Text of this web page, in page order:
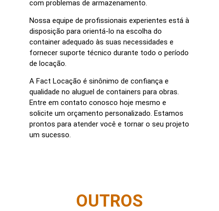
com problemas de armazenamento.
Nossa equipe de profissionais experientes está à
disposição para orientá-lo na escolha do
container adequado às suas necessidades e
fornecer suporte técnico durante todo o período
de locação.
A Fact Locação é sinônimo de confiança e
qualidade no aluguel de containers para obras.
Entre em contato conosco hoje mesmo e
solicite um orçamento personalizado. Estamos
prontos para atender você e tornar o seu projeto
um sucesso.
OUTROS